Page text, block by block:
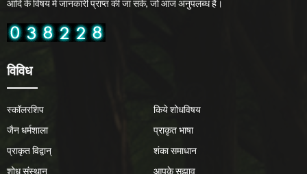
आदि के विषय में जानकारी प्राप्त की जा सके, जो आज अनुपलब्ध है।
विविध
स्कॉलरशिप
जैन धर्मशाला
प्राकृत विद्वान्
शोध संस्थान
किये शोधविषय
प्राकृत भाषा
शंका समाधान
आपके सुझाव